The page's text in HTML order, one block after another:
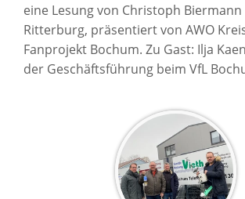
eine Lesung von Christoph
Ritterburg, präsentiert von AWO
Fanprojekt Bochum. Zu Gast: Ilja
der Geschäftsführung beim VfL